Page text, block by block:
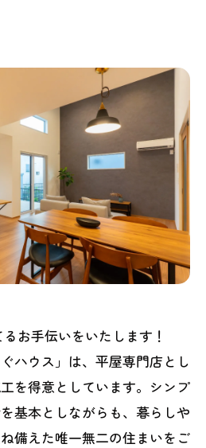
お手伝いをいたします！
ハウス」は、平屋専門店とし
を得意としています。シンプ
基本としながらも、暮らしや
備えた唯一無二の住まいをご